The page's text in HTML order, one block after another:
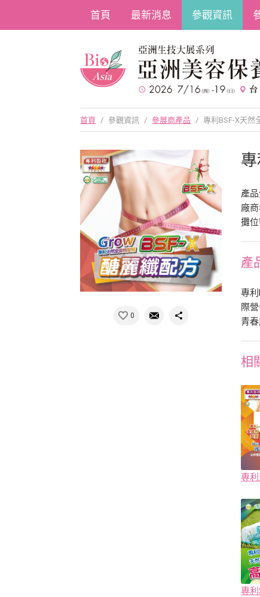
首頁 最新消息 參觀資訊
首頁 / 參觀資訊 / 參展商產品 / 專利BSF-X天然
0
產品
廠商
攤
產
專
際
青
相